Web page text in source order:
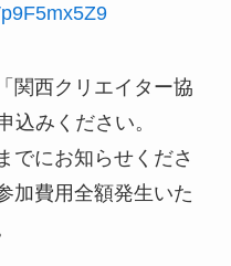
関西クリエイター協
込みください。
でにお知らせくださ
加費用全額発生いた